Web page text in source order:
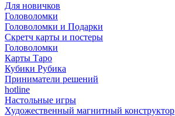
Для новичков
Головоломки
Головоломки и Подарки
Cкретч карты и постеры
Головоломки
Карты Таро
Кубики Рубика
Приниматели решений
hotline
Настольные игры
Художественный магнитный конструктор